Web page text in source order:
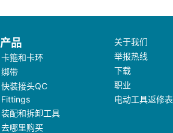
产品
卡箍和卡环
绑带
快装接头QC
Fittings
装配和拆卸工具
去哪里购买
关于我们
举报热线
下载
职业
电动工具返修表